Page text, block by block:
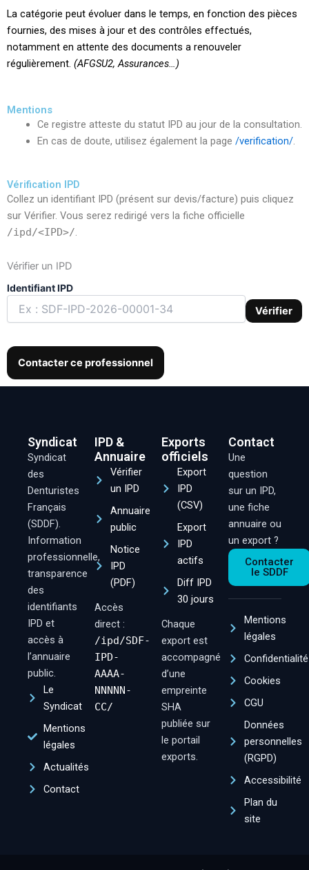
La catégorie peut évoluer dans le temps, en fonction des pièces
fournies, des mises à jour et des contrôles effectués,
notamment en attente des documents a renouveler
régulièrement. (AFGSU2, Assurances…)
Mentions
Ce registre atteste du statut IPD au jour de la consultation.
En cas de doute, utilisez également la page /verification/.
Vérification IPD
Collez un identifiant IPD (présent sur devis/facture) puis cliquez
sur Vérifier. Vous serez redirigé vers la fiche officielle
/ipd/<IPD>/.
Vérifier un IPD
Identifiant IPD
Vérifier
Contacter ce professionnel
Syndicat
Syndicat
des
Denturistes
Français
(SDDF).
Information
professionnelle,
transparence
des
identifiants
IPD et
accès à
l’annuaire
public.
Le
Syndicat
Mentions
légales
Actualités
Contact
IPD &
Annuaire
Vérifier
un IPD
Annuaire
public
Notice
IPD
(PDF)
Accès
direct :
/ipd/SDF-
IPD-
AAAA-
NNNNN-
CC/
Exports
officiels
Export
IPD
(CSV)
Export
IPD
actifs
Diff IPD
30 jours
Chaque
export est
accompagné
d’une
empreinte
SHA
publiée sur
le portail
exports.
Contact
Une
question
sur un IPD,
une fiche
annuaire ou
un export ?
Contacter
le SDDF
Mentions
légales
Confidentialité
Cookies
CGU
Données
personnelles
(RGPD)
Accessibilité
Plan du
site